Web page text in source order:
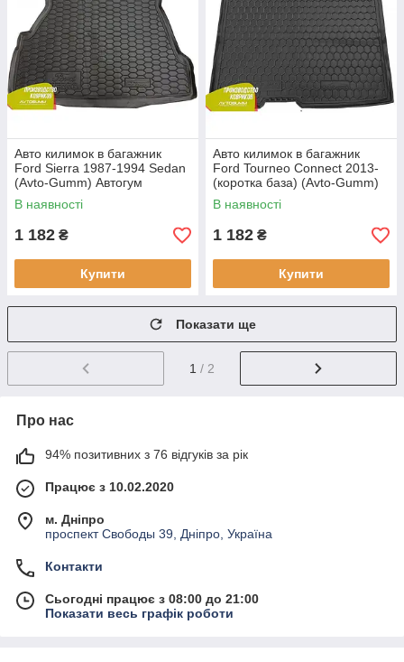
Авто килимок в багажник
Ford Sierra 1987-1994 Sedan
(Avto-Gumm) Автогум
В наявності
1 182 ₴
Купити
Авто килимок в багажник
Ford Tourneo Connect 2013-
(коротка база) (Avto-Gumm)
Автогум
В наявності
1 182 ₴
Купити
Показати ще
1 / 2
Про нас
94% позитивних з 76 відгуків за рік
Працює з 10.02.2020
м. Дніпро
проспект Свободы 39, Дніпро, Україна
Контакти
Сьогодні працює з 08:00 до 21:00
Показати весь графік роботи